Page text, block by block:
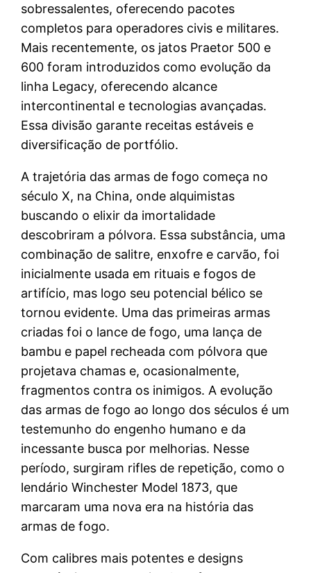
sobressalentes, oferecendo pacotes
completos para operadores civis e militares.
Mais recentemente, os jatos Praetor 500 e
600 foram introduzidos como evolução da
linha Legacy, oferecendo alcance
intercontinental e tecnologias avançadas.
Essa divisão garante receitas estáveis e
diversificação de portfólio.
A trajetória das armas de fogo começa no
século X, na China, onde alquimistas
buscando o elixir da imortalidade
descobriram a pólvora. Essa substância, uma
combinação de salitre, enxofre e carvão, foi
inicialmente usada em rituais e fogos de
artifício, mas logo seu potencial bélico se
tornou evidente. Uma das primeiras armas
criadas foi o lance de fogo, uma lança de
bambu e papel recheada com pólvora que
projetava chamas e, ocasionalmente,
fragmentos contra os inimigos. A evolução
das armas de fogo ao longo dos séculos é um
testemunho do engenho humano e da
incessante busca por melhorias. Nesse
período, surgiram rifles de repetição, como o
lendário Winchester Model 1873, que
marcaram uma nova era na história das
armas de fogo.
Com calibres mais potentes e designs